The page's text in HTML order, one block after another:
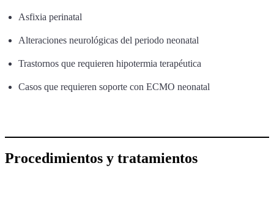
Asfixia perinatal
Alteraciones neurológicas del periodo neonatal
Trastornos que requieren hipotermia terapéutica
Casos que requieren soporte con ECMO neonatal
Procedimientos y tratamientos